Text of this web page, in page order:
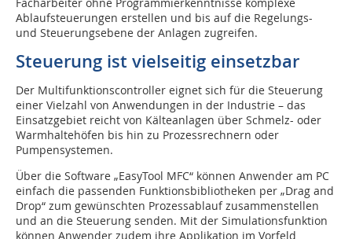
Facharbeiter ohne Programmierkenntnisse komplexe
Ablaufsteuerungen erstellen und bis auf die Regelungs-
und Steuerungs­ebene der Anlagen zugreifen.
Steuerung ist vielseitig einsetzbar
Der Multifunktionscontroller eignet sich für die Steuerung
einer Vielzahl von Anwendungen in der Industrie – das
Einsatzgebiet reicht von Kälteanlagen über Schmelz- oder
Warmhaltehöfen bis hin zu Prozessrechnern oder
Pumpensystemen.
Über die Software „EasyTool MFC“ können Anwender am PC
einfach die passenden Funktionsbibliotheken per „Drag and
Drop“ zum gewünschten Prozessablauf zusammenstellen
und an die Steuerung senden. Mit der Simulationsfunktion
können Anwender zudem ihre Applikation im Vorfeld